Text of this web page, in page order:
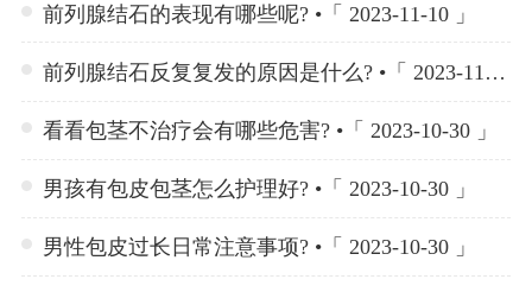
前列腺结石的表现有哪些呢? •「 2023-11-10 」
前列腺结石反复复发的原因是什么? •「 2023-11-10 」
看看包茎不治疗会有哪些危害? •「 2023-10-30 」
男孩有包皮包茎怎么护理好? •「 2023-10-30 」
男性包皮过长日常注意事项? •「 2023-10-30 」